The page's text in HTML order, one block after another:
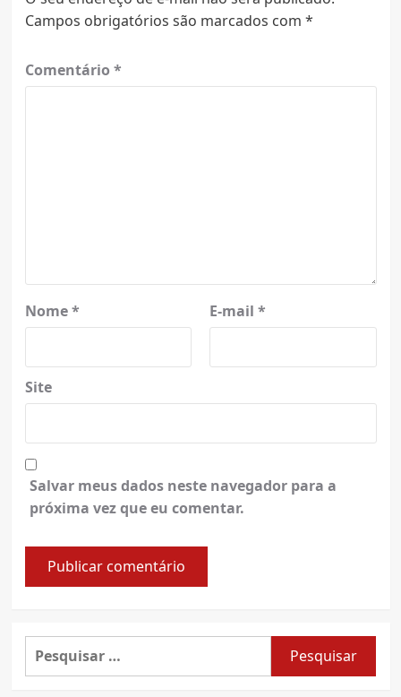
Campos obrigatórios são marcados com *
Comentário *
Nome* E-mail *
Site
Salvar meus dados neste navegador para a
próxima vez que eu comentar.
Pesquisar
por: